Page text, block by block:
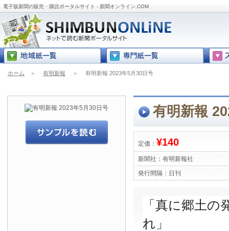
電子版新聞の販売・購読ポータルサイト - 新聞オンライン.COM
ホーム ＞ 有明新報 ＞ 有明新報 2023年5月30日号
有明新報
定価： ¥140
新聞社： 有明新報社
発行間隔： 日刊
「真に郷土の
れ」